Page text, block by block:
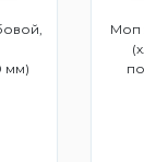
мм)
Моп